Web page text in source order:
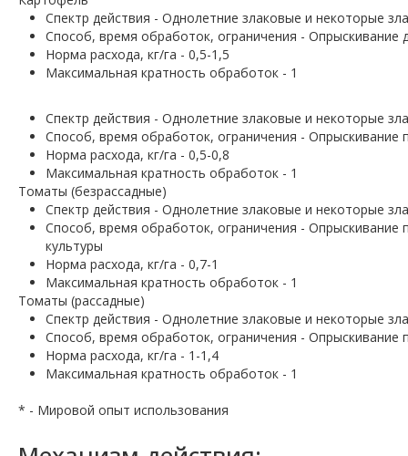
Спектр действия - Однолетние злаковые и некоторые
Способ, время обработок, ограничения - Опрыскивание
Норма расхода, кг/га - 0,5-1,5
Максимальная кратность обработок - 1
Спектр действия - Однолетние злаковые и некоторые
Способ, время обработок, ограничения - Опрыскивание
Норма расхода, кг/га - 0,5-0,8
Максимальная кратность обработок - 1
Томаты (безрассадные)
Спектр действия - Однолетние злаковые и некоторые
Способ, время обработок, ограничения -
культуры
Норма расхода, кг/га - 0,7-1
Максимальная кратность обработок - 1
Томаты (рассадные)
Спектр действия - Однолетние злаковые и некоторые
Способ, время обработок, ограничения - Опрыскивание
Норма расхода, кг/га - 1-1,4
Максимальная кратность обработок - 1
* - Мировой опыт использования